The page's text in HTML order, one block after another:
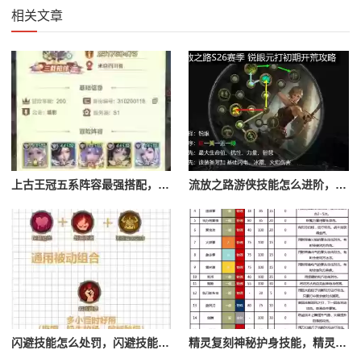
相关文章
上古王冠五系阵容最强搭配，上古王冠五星排行 流放之路游侠技能怎么进阶，流放之路游侠技能怎么进阶的
闪避技能怎么处罚，闪避技能怎么处罚队友 精灵复刻神秘护身技能，精灵复刻攻略